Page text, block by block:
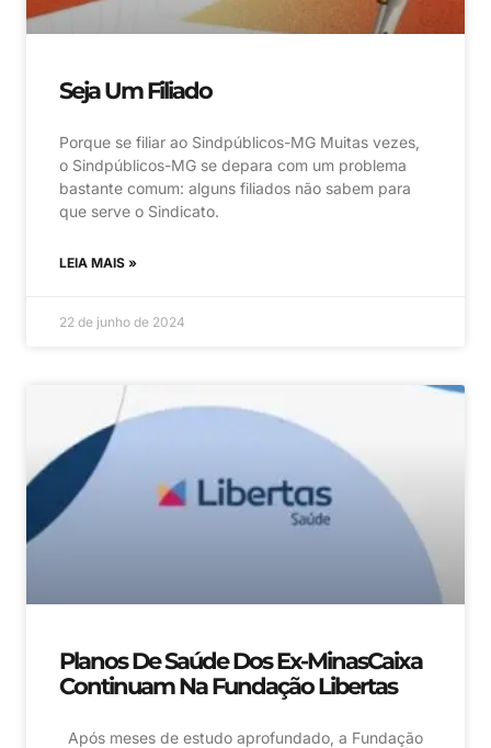
Seja Um Filiado
Porque se filiar ao Sindpúblicos-MG Muitas vezes,
o Sindpúblicos-MG se depara com um problema
bastante comum: alguns filiados não sabem para
que serve o Sindicato.
LEIA MAIS »
22 de junho de 2024
Planos De Saúde Dos Ex-MinasCaixa
Continuam Na Fundação Libertas
Após meses de estudo aprofundado, a Fundação